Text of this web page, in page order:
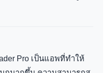
Pro เป็นแอพที่ทำให้